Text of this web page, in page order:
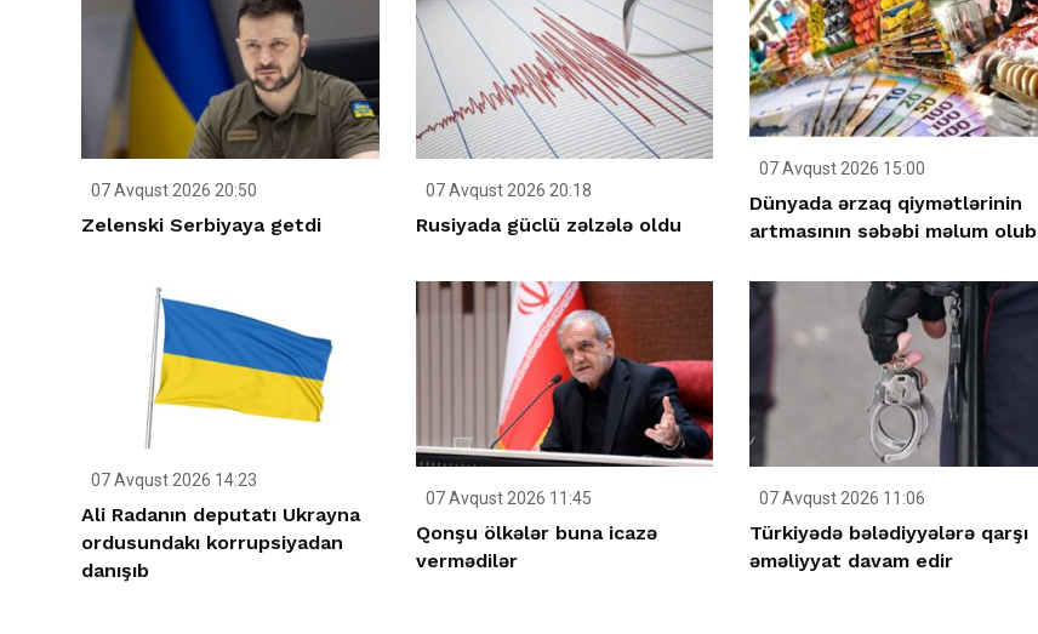
07 Avqust 2026 20:50
Zelenski Serbiyaya getdi
07 Avqust 2026 20:18
Rusiyada güclü zəlzələ oldu
07 Avqust 2026 15:00
Dünyada ərzaq qiymətlərinin
artmasının səbəbi məlum olub
07 Avqust 2026 14:23
Ali Radanın deputatı Ukrayna
ordusundakı korrupsiyadan
danışıb
07 Avqust 2026 11:45
Qonşu ölkələr buna icazə
vermədilər
07 Avqust 2026 11:06
Türkiyədə bələdiyyələrə qarşı
əməliyyat davam edir